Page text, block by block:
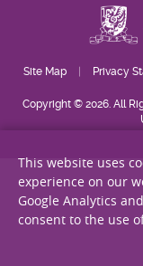
Site Map Privacy
Copyright © 2026. All
This website uses
experience on our
Google Analytics
consent to the use